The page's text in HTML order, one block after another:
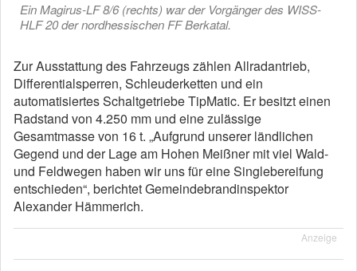
Ein Magirus-LF 8/6 (rechts) war der Vorgänger des WISS-
HLF 20 der nordhessischen FF Berkatal.
Zur Ausstattung des Fahrzeugs zählen Allradantrieb,
Differentialsperren, Schleuderketten und ein
automatisiertes Schaltgetriebe TipMatic. Er besitzt einen
Radstand von 4.250 mm und eine zulässige
Gesamtmasse von 16 t. „Aufgrund unserer ländlichen
Gegend und der Lage am Hohen Meißner mit viel Wald-
und Feldwegen haben wir uns für eine Singlebereifung
entschieden“, berichtet Gemeindebrandinspektor
Alexander Hämmerich.
Anzeige